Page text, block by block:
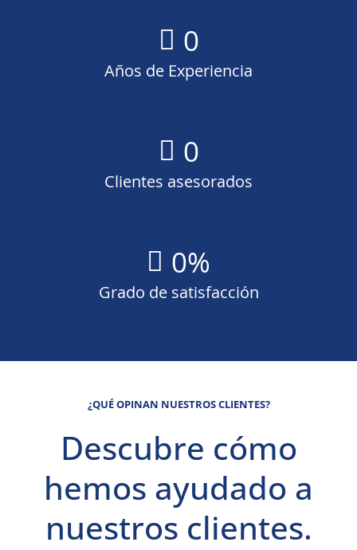
0
Años de Experiencia
0
Clientes asesorados
0%
Grado de satisfacción
¿QUÉ OPINAN NUESTROS CLIENTES?
Descubre cómo
hemos ayudado a
nuestros clientes.